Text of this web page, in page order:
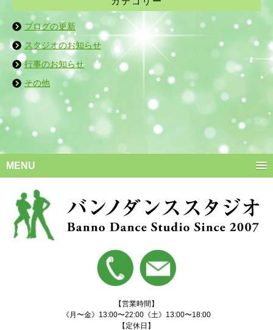
ブログの更新
スタジオのお知らせ
行事のお知らせ
その他
MENU
【営業時間】
《月〜金》13:00〜22:00《土》13:00〜18:00
【定休日】